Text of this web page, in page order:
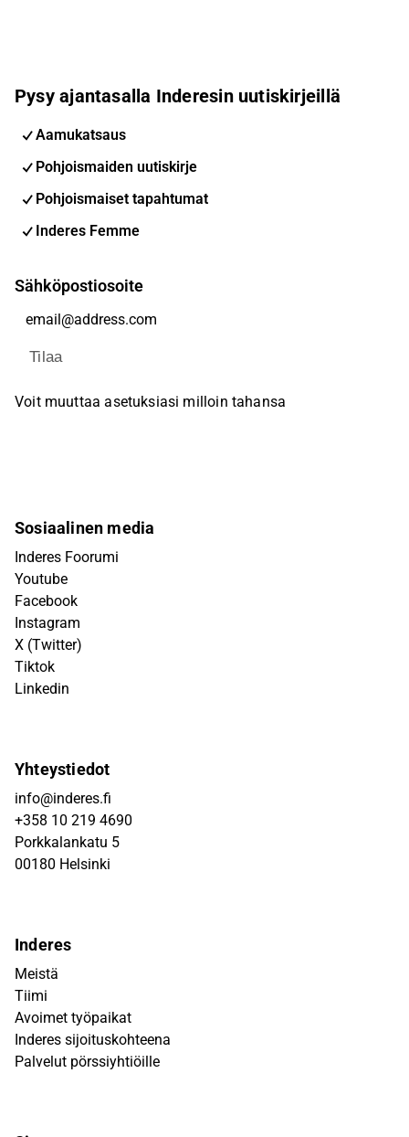
Pysy ajantasalla Inderesin uutiskirjeillä
Aamukatsaus
Pohjoismaiden uutiskirje
Pohjoismaiset tapahtumat
Inderes Femme
Sähköpostiosoite
Tilaa
Voit muuttaa asetuksiasi milloin tahansa
Sosiaalinen media
Inderes Foorumi
Youtube
Facebook
Instagram
X (Twitter)
Tiktok
Linkedin
Yhteystiedot
info@inderes.fi
+358 10 219 4690
Porkkalankatu 5
00180 Helsinki
Inderes
Meistä
Tiimi
Avoimet työpaikat
Inderes sijoituskohteena
Palvelut pörssiyhtiöille